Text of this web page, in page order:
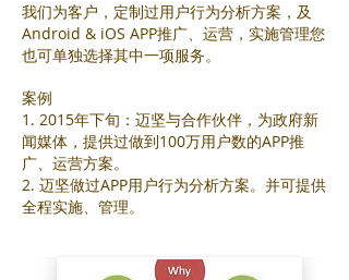
我们为客户，定制过用户行为分析方案，及
Android & iOS APP推广、运营，实施管理您
也可单独选择其中一项服务。
案例
1. 2015年下旬：迈坚与合作伙伴，为政府新
闻媒体，提供过做到100万用户数的APP推
广、运营方案。
2. 迈坚做过APP用户行为分析方案。并可提供
全程实施、管理。